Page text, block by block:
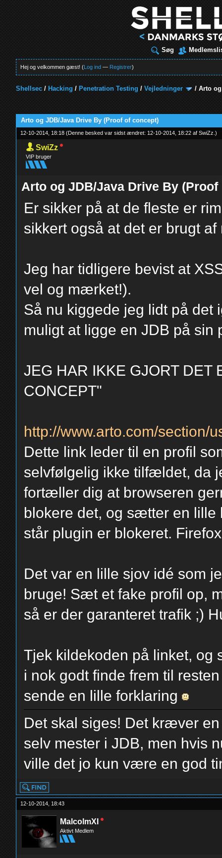
Søg
Hej og velkommen gæst! (Log ind — Registrer)
Shellsec / Hacking / Penetration Testing /Vejledninger /Arto
Arto og JDB/Java Drive By (Proof of concept)
12-10-2014, 18:18(Denne besked var sidst ændret: 12-10-2014, 18:22 afSwiZz .)
SwiZz
VIP bruger
Arto og JDB/Java Drive By
Er sikker på at de fleste er
sikkert også at det er brugt
Jeg har tidligere bevist at
vel og mærket!).
Så nu kiggede jeg lidt på det
muligt at ligge en JDB på sin
JEG HAR IKKE GJORT DET
CONCEPT"
http://www.arto.com/section/
Dette link leder til en profil
selvfølgelig ikke tilfældet, da
fortæller dig at browseren
blokere det, og sætter en lille
står plugin er blokeret.
Det var en lille sjov idé som
bruge! Sæt et fake profil op,
så er der garanteret trafik ;)
Tjek kildekoden på linket,
i nok godt finde frem til
sende en lille forklaring
Det skal siges! Det kræver
selv mester i JDB, men hvis
ville det jo kun være en god
12-10-2014, 18:43
MalcolmXI
Aktivt Medlem